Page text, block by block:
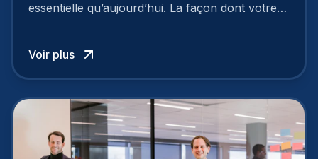
essentielle qu’aujourd’hui. La façon dont votre
à perdre les meilleurs profils.
Voir plus